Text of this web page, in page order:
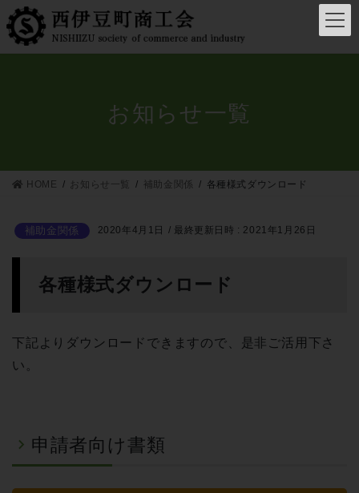
ン
テ
ン
ビ
ゲ
ー
お知らせ一覧
HOME お知らせ一覧 補助金関係 各種様式ダウンロード
補助金関係 2020年4月1日 / 最終更新日時 : 2021年1月26日
各種様式ダウンロード
下記よりダウンロードできますので、是非ご活用下さ
い。
申請者向け書類